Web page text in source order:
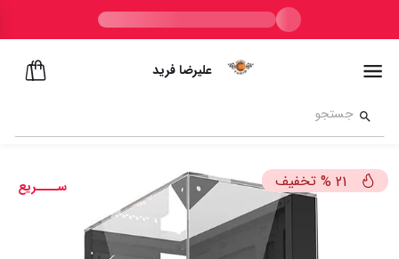
علیرضا فرید
ســــریع 21
% تخفیف